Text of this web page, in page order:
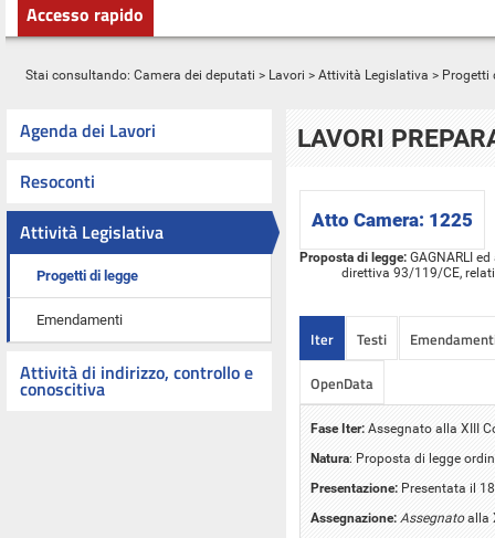
Accesso rapido
Stai consultando: Camera dei deputati > Lavori > Attività Legislativa > Progetti
Agenda dei Lavori
Resoconti
Attività Legislativa
Progetti di legge
Emendamenti
Attività di indirizzo, controllo e
conoscitiva
LAVORI
Atto Camera: 1225
Proposta di legge: GAGNARLI
direttiva 93/119/CE,
Iter Testi
OpenData
Fase Iter: Assegnato alla XIII
Natura: Proposta di legge
Presentazione: Presentata il
Assegnazione: Assegnatoalla